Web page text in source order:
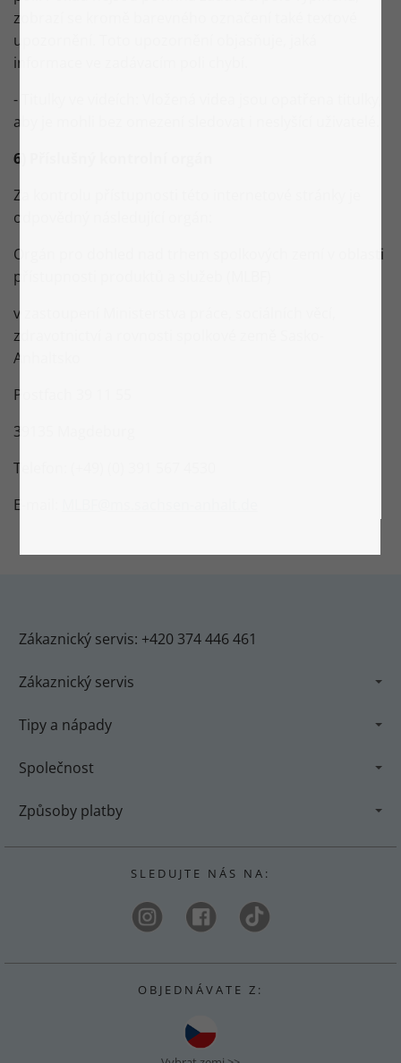
zobrazí se kromě barevného označení také textové
upozornění. Toto upozornění objasňuje, jaká
informace ve zadávacím poli chybí.
- Titulky ve videích: Vložená videa jsou opatřena titulky,
aby je mohli bez omezení sledovat i neslyšící uživatelé.
6) Příslušný kontrolní orgán
Za kontrolu přístupnosti této internetové stránky je
odpovědný následující orgán:
Orgán pro dohled nad trhem spolkových zemí v oblasti
přístupnosti produktů a služeb (MLBF)
v zastoupení Ministerstva práce, sociálních věcí,
zdravotnictví a rovnosti spolkové země Sasko-
Anhaltsko
Postfach 39 11 55
39135 Magdeburg
Telefon: (+49) (0) 391 567 4530
E-mail:
Zákaznický servis: +420 374 446 461
Zákaznický servis
Tipy a nápady
Společnost
Způsoby platby
S L E D U J T E N Á S N A :
O B J E D N Á V A T E Z :